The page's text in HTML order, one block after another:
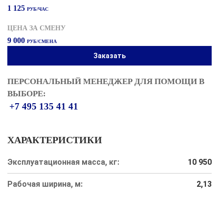
1 125 РУБ/ЧАС
ЦЕНА ЗА СМЕНУ
9 000 РУБ/СМЕНА
Заказать
ПЕРСОНАЛЬНЫЙ МЕНЕДЖЕР ДЛЯ ПОМОЩИ В
ВЫБОРЕ:
+7 495 135 41 41
ХАРАКТЕРИСТИКИ
Эксплуатационная масса, кг: 10 950
Рабочая ширина, м: 2,13